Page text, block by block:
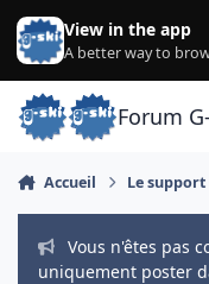
Aller au contenu
View in the app
A better way to
Forum
Accueil Le support
Vous n'êtes pas
uniquement poster